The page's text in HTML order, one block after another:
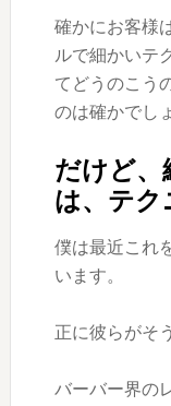
確かにお客様
ルで細かいテ
てどうのこう
のは確かでし
だけど、
は、テク
僕は最近これ
います。
正に彼らがそ
バーバー界の